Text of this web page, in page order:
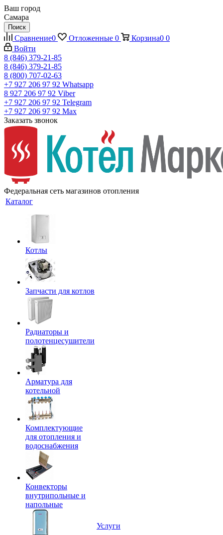
Ваш город
Самара
Поиск
Сравнение0 Отложенные 0 Корзина0 0
Войти
8 (846) 379-21-85
8 (846) 379-21-85
8 (800) 707-02-63
+7 927 206 97 92 Whatsapp
8 927 206 97 92 Viber
+7 927 206 97 92 Telegram
+7 927 206 97 92 Max
Заказать звонок
Федеральная сеть магазинов отопления
Каталог
Котлы
Запчасти для котлов
Радиаторы и
полотенцесушители
Арматура для
котельной
Комплектующие
для отопления и
водоснабжения
Конвекторы
внутрипольные и
напольные
Услуги